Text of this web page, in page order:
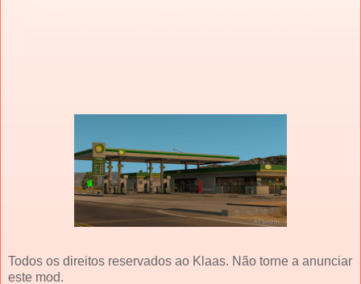
Todos os direitos reservados ao Klaas. Não torne a anunciar
este mod.